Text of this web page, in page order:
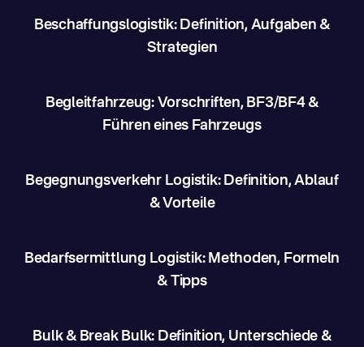
Beschaffungslogistik: Definition, Aufgaben &
Strategien
Begleitfahrzeug: Vorschriften, BF3/BF4 &
Führen eines Fahrzeugs
Begegnungsverkehr Logistik: Definition, Ablauf
& Vorteile
Bedarfsermittlung Logistik: Methoden, Formeln
& Tipps
Bulk & Break Bulk: Definition, Unterschiede &